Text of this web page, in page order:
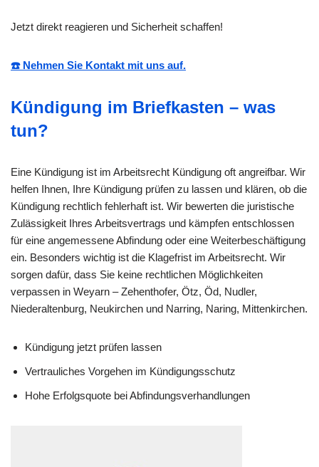
Jetzt direkt reagieren und Sicherheit schaffen!
☎️ Nehmen Sie Kontakt mit uns auf.
Kündigung im Briefkasten – was
tun?
Eine Kündigung ist im Arbeitsrecht Kündigung oft angreifbar. Wir
helfen Ihnen, Ihre Kündigung prüfen zu lassen und klären, ob die
Kündigung rechtlich fehlerhaft ist. Wir bewerten die juristische
Zulässigkeit Ihres Arbeitsvertrags und kämpfen entschlossen
für eine angemessene Abfindung oder eine Weiterbeschäftigung
ein. Besonders wichtig ist die Klagefrist im Arbeitsrecht. Wir
sorgen dafür, dass Sie keine rechtlichen Möglichkeiten
verpassen in Weyarn – Zehenthofer, Ötz, Öd, Nudler,
Niederaltenburg, Neukirchen und Narring, Naring, Mittenkirchen.
Kündigung jetzt prüfen lassen
Vertrauliches Vorgehen im Kündigungsschutz
Hohe Erfolgsquote bei Abfindungsverhandlungen